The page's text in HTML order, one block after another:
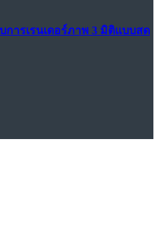
การเรนเดอร์ภาพ 3 มิติแบบสด